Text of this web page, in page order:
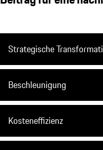
Strategische
Beschleunigung
Kosteneffizienz